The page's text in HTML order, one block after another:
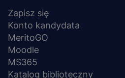
stopka
Zapisz się
Konto kandydata
MeritoGO
Moodle
MS365
Katalog biblioteczny